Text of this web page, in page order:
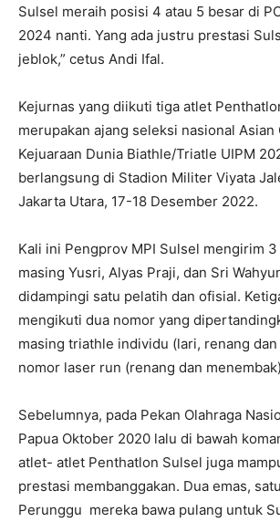
Sulsel meraih posisi 4 atau 5 besar di
2024 nanti. Yang ada justru prestasi
jeblok,” cetus Andi Ifal.
Kejurnas yang diikuti tiga atlet
merupakan ajang seleksi nasional Asian
Kejuaraan Dunia Biathle/Triatle UIPM
berlangsung di Stadion Militer Viyata
Jakarta Utara, 17-18 Desember 2022.
Kali ini Pengprov MPI Sulsel mengirim
masing Yusri, Alyas Praji, dan Sri
didampingi satu pelatih dan ofisial.
mengikuti dua nomor yang
masing triathle individu (lari, renang
nomor laser run (renang dan
Sebelumnya, pada Pekan Olahraga
Papua Oktober 2020 lalu di bawah
atlet- atlet Penthatlon Sulsel juga
prestasi membanggakan. Dua emas,
Perunggu mereka bawa pulang untuk